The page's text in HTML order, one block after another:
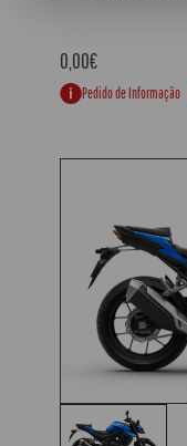
0,00€
Pedido de Informação